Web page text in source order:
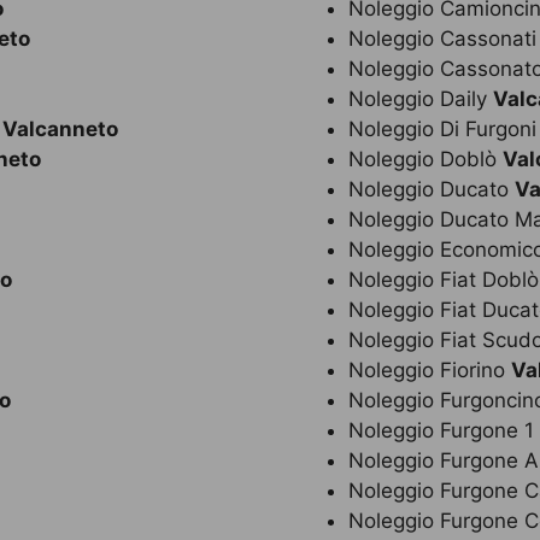
Valcanneto
Noleggio
Noleggio
Noleggio
Noleggio Daily
Noleggio Di
Noleggio Doblò
Noleggio Ducato
Noleggio Ducato
Noleggio
Noleggio Fiat
Noleggio Fiat
Noleggio Fiat
Noleggio Fiorino
Noleggio
Noleggio Furgone
Noleggio Furgone
Noleggio Furgone
Noleggio Furgone